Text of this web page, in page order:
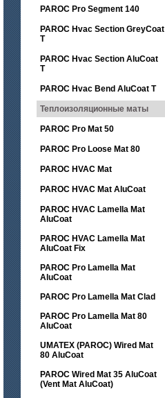
PAROC Pro Segment 140
PAROC Hvac Section GreyCoat
T
PAROC Hvac Section AluCoat
T
PAROC Hvac Bend AluCoat T
Теплоизоляционные маты
PAROC Pro Mat 50
PAROC Pro Loose Mat 80
PAROC HVAC Mat
PAROC HVAC Mat AluCoat
PAROC HVAC Lamella Mat
AluCoat
PAROC HVAC Lamella Mat
AluCoat Fix
PAROC Pro Lamella Mat
AluCoat
PAROC Pro Lamella Mat Clad
PAROC Pro Lamella Mat 80
AluCoat
UMATEX (PAROC) Wired Mat
80 AluCoat
PAROC Wired Mat 35 AluCoat
(Vent Mat AluCoat)